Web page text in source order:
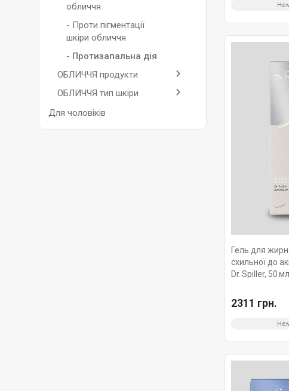
обличчя
- Проти пігментації
шкіри обличчя
- Протизапальна дія
ОБЛИЧЧЯ продукти
ОБЛИЧЧЯ тип шкіри
Для чоловіків
Гель для
схильної до
Dr. Spiller, 50 мл
2311 грн.